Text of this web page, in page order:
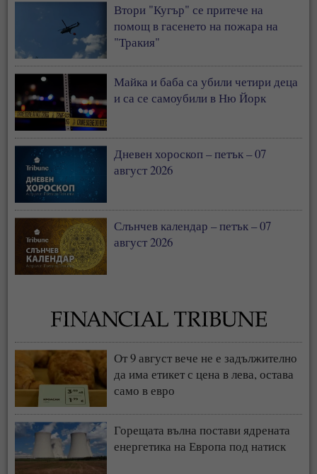
Втори "Кугър" се притече на
помощ в гасенето на пожара на
"Тракия"
Майка и баба са убили четири деца
и са се самоубили в Ню Йорк
Дневен хороскоп – петък – 07
август 2026
Слънчев календар – петък – 07
август 2026
От 9 август вече не е задължително
да има етикет с цена в лева, остава
само в евро
Горещата вълна постави ядрената
енергетика на Европа под натиск